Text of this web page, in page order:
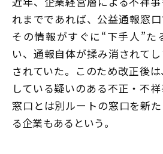
れまでであれば、公益通報窓口
その情報がすぐに“下手人”た
い、通報自体が揉み消されて
されていた。このため改正後
している疑いのある不正・不
窓口とは別ルートの窓口を新
る企業もあるという。